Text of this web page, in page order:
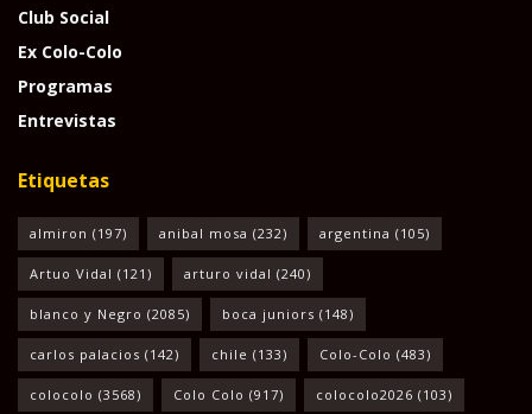
Club Social
Ex Colo-Colo
Programas
Entrevistas
Etiquetas
almiron (197) anibal mosa (232) argentina (105)
Artuo Vidal (121) arturo vidal (240)
blanco y Negro (2085) boca juniors (148)
carlos palacios (142) chile (133) Colo-Colo (483)
colocolo (3568) Colo Colo (917) colocolo2026 (103)